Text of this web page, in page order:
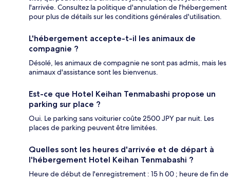
l'arrivée. Consultez la politique d'annulation de l'hébergement
pour plus de détails sur les conditions générales d'utilisation.
L'hébergement accepte-t-il les animaux de
compagnie ?
Désolé, les animaux de compagnie ne sont pas admis, mais les
animaux d'assistance sont les bienvenus.
Est-ce que Hotel Keihan Tenmabashi propose un
parking sur place ?
Oui. Le parking sans voiturier coûte 2500 JPY par nuit. Les
places de parking peuvent être limitées.
Quelles sont les heures d'arrivée et de départ à
l'hébergement Hotel Keihan Tenmabashi ?
Heure de début de l'enregistrement : 15 h 00 ; heure de fin de